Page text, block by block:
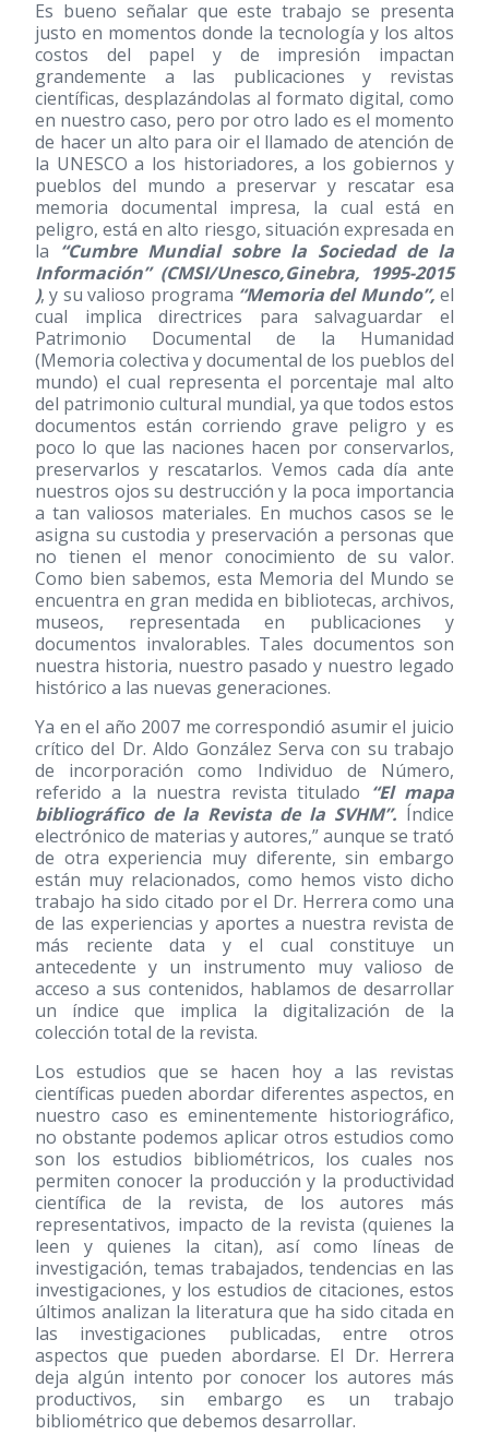
Es bueno señalar que este trabajo se presenta
justo en momentos donde la tecnología y los altos
costos del papel y de impresión impactan
grandemente a las publicaciones y revistas
científicas, desplazándolas al formato digital, como
en nuestro caso, pero por otro lado es el momento
de hacer un alto para oir el llamado de atención de
la UNESCO a los historiadores, a los gobiernos y
pueblos del mundo a preservar y rescatar esa
memoria documental impresa, la cual está en
peligro, está en alto riesgo, situación expresada en
la “Cumbre Mundial sobre la Sociedad de la
Información” (CMSI/Unesco,Ginebra, 1995-2015
), y su valioso programa “Memoria del Mundo”, el
cual implica directrices para salvaguardar el
Patrimonio Documental de la Humanidad
(Memoria colectiva y documental de los pueblos del
mundo) el cual representa el porcentaje mal alto
del patrimonio cultural mundial, ya que todos estos
documentos están corriendo grave peligro y es
poco lo que las naciones hacen por conservarlos,
preservarlos y rescatarlos. Vemos cada día ante
nuestros ojos su destrucción y la poca importancia
a tan valiosos materiales. En muchos casos se le
asigna su custodia y preservación a personas que
no tienen el menor conocimiento de su valor.
Como bien sabemos, esta Memoria del Mundo se
encuentra en gran medida en bibliotecas, archivos,
museos, representada en publicaciones y
documentos invalorables. Tales documentos son
nuestra historia, nuestro pasado y nuestro legado
histórico a las nuevas generaciones.
Ya en el año 2007 me correspondió asumir el juicio
crítico del Dr. Aldo González Serva con su trabajo
de incorporación como Individuo de Número,
referido a la nuestra revista titulado “El mapa
bibliográfico de la Revista de la SVHM”. Índice
electrónico de materias y autores,” aunque se trató
de otra experiencia muy diferente, sin embargo
están muy relacionados, como hemos visto dicho
trabajo ha sido citado por el Dr. Herrera como una
de las experiencias y aportes a nuestra revista de
más reciente data y el cual constituye un
antecedente y un instrumento muy valioso de
acceso a sus contenidos, hablamos de desarrollar
un índice que implica la digitalización de la
colección total de la revista.
Los estudios que se hacen hoy a las revistas
científicas pueden abordar diferentes aspectos, en
nuestro caso es eminentemente historiográfico,
no obstante podemos aplicar otros estudios como
son los estudios bibliométricos, los cuales nos
permiten conocer la producción y la productividad
científica de la revista, de los autores más
representativos, impacto de la revista (quienes la
leen y quienes la citan), así como líneas de
investigación, temas trabajados, tendencias en las
investigaciones, y los estudios de citaciones, estos
últimos analizan la literatura que ha sido citada en
las investigaciones publicadas, entre otros
aspectos que pueden abordarse. El Dr. Herrera
deja algún intento por conocer los autores más
productivos, sin embargo es un trabajo
bibliométrico que debemos desarrollar.